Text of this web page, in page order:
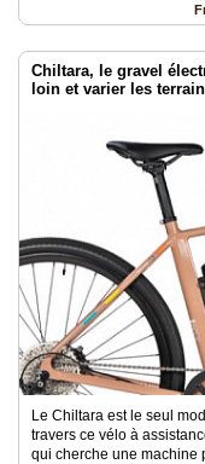
Chiltara, le gravel
loin et varier les
Le Chiltara est le seul
travers ce vélo à
qui cherche une machine